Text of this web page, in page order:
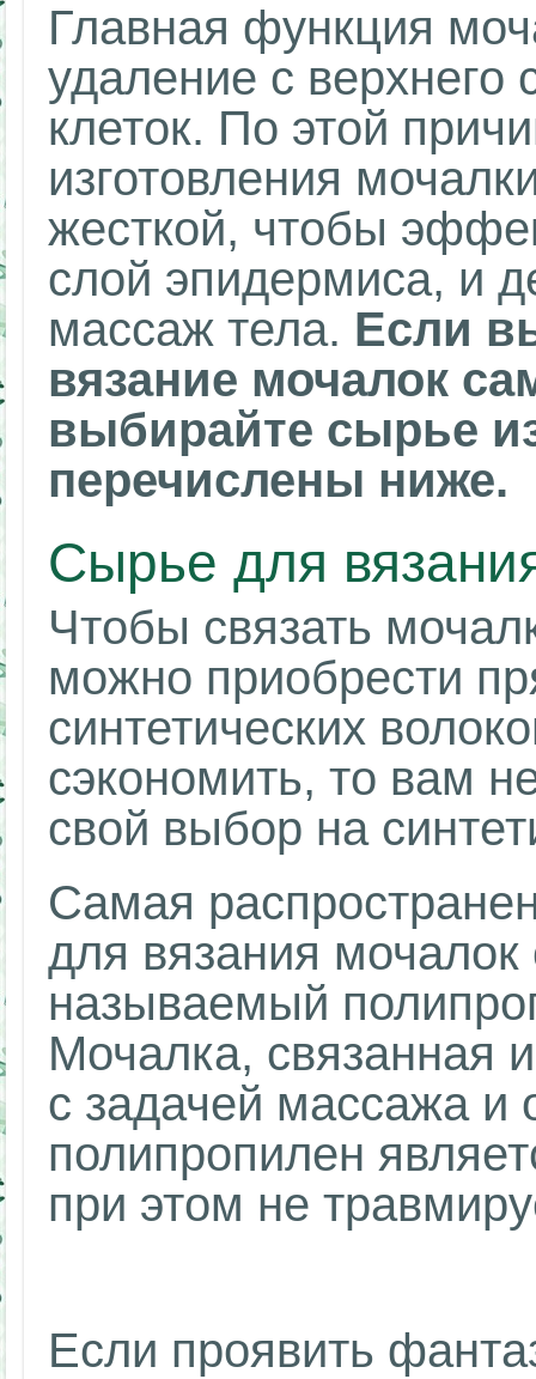
Главная функция
удаление с
клеток. По этой
изготовления
жесткой, чтобы
слой эпидермиса, и
массаж тела. Если
вязание мочалок
выбирайте сырье
перечислены ниже.
Сырье для
Чтобы связать
можно приобрести
синтетических
сэкономить, то вам
свой выбор на
Самая
для вязания мочалок
называемый
Мочалка, связанная
с задачей массажа и
полипропилен
при этом не
Если проявить